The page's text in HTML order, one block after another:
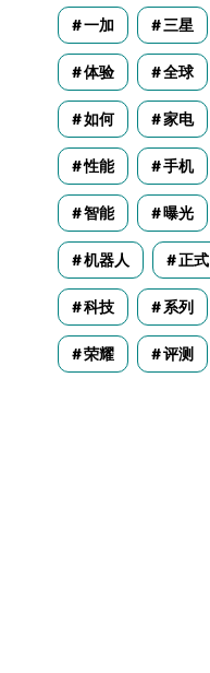
一加 三星
体验 全球
如何 家电
性能 手机
智能 曝光
机器人 正式
科技 系列
荣耀 评测